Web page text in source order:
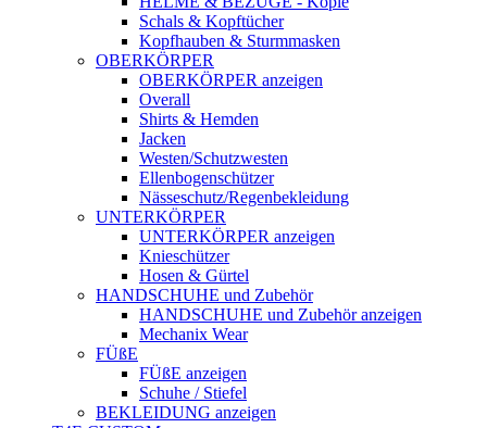
Schals & Kopftücher
Kopfhauben & Sturmmasken
OBERKÖRPER
OBERKÖRPER anzeigen
Overall
Shirts & Hemden
Jacken
Westen/Schutzwesten
Ellenbogenschützer
Nässeschutz/Regenbekleidung
UNTERKÖRPER
UNTERKÖRPER anzeigen
Knieschützer
Hosen & Gürtel
HANDSCHUHE und Zubehör
HANDSCHUHE und Zubehör anzeigen
Mechanix Wear
FÜßE
FÜßE anzeigen
Schuhe / Stiefel
BEKLEIDUNG anzeigen